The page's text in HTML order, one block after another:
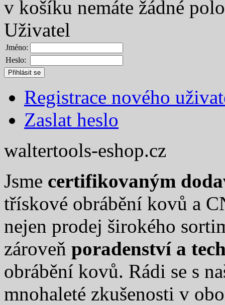
v košíku nemáte žádné
Uživatel
Jméno:
Heslo:
Registrace nového
Zaslat heslo
waltertools-eshop.cz
Jsme certifikovaným
třískové obrábění kovů a
nejen prodej širokého
zároveň poradenství a
obrábění kovů. Rádi se s
mnohaleté zkušenosti v